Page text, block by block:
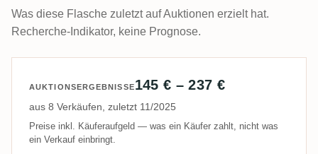
Was diese Flasche zuletzt auf Auktionen erzielt hat.
Recherche-Indikator, keine Prognose.
AUKTIONSERGEBNISSE145 € – 237 €
aus 8 Verkäufen, zuletzt 11/2025
Preise inkl. Käuferaufgeld — was ein Käufer zahlt, nicht was
ein Verkauf einbringt.